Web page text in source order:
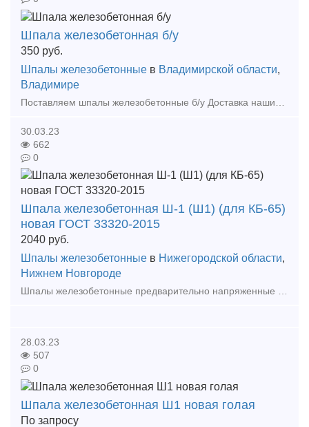
Шпала железобетонная б/у
350 руб.
Шпалы железобетонные в Владимирской области,
Владимире
30.03.23
662
0
Шпала железобетонная Ш-1 (Ш1) (для КБ-65)
новая ГОСТ 33320-2015
2040 руб.
Шпалы железобетонные в Нижегородской области,
Нижнем Новгороде
28.03.23
507
0
Шпала железобетонная Ш1 новая голая
По запросу